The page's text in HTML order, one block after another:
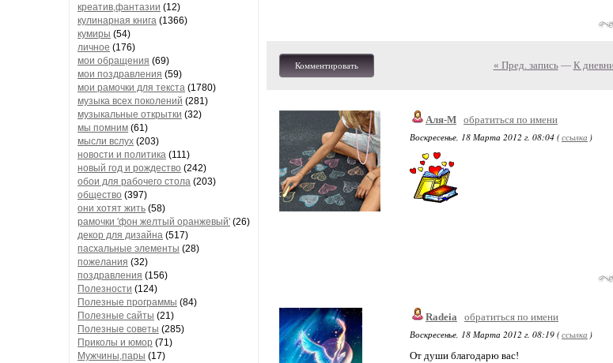
креатив,фантазии (12)
кулинарная книга (1366)
кумиры (54)
личное (176)
мои обращения (69)
мои поздравления (59)
мои рамочки для текста (1780)
музыка всех поколений (281)
музыкальные открытки (32)
мы помним (61)
мысли вслух (203)
новости и политика (111)
новый год и рождество (242)
обои для рабочего стола (203)
общество (397)
они хотят жить (58)
рамочки 'фон желтый оранжевый' (26)
декор для дизайна (517)
пасхальные элементы (28)
пожелания (32)
поздравления (156)
Полезности (124)
Полезные программы (84)
Полезные сайты (21)
Полезные советы (285)
Приколы и юмор (71)
Мужчины,пары (17)
Комментировать « Пред. запись— К
Аля-М обратиться по имени
Воскресенье, 18 Марта 2012 г. 08:04 (ссылка )
Radeia
обратиться по имени
Воскресенье, 18 Марта 2012 г. 08:19 (ссылка )
От души благодарю вас!